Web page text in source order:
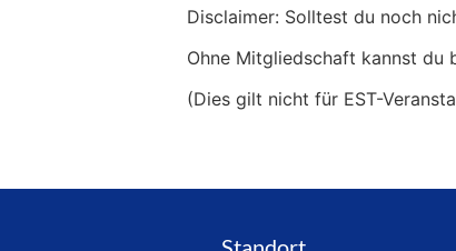
Disclaimer: Solltest du noch
Ohne Mitgliedschaft kannst du
(Dies gilt nicht für EST-